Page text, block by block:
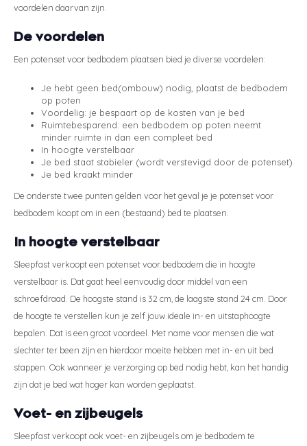
voordelen daarvan zijn.
De voordelen
Een potenset voor bedbodem plaatsen bied je diverse voordelen:
Je hebt geen bed(ombouw) nodig, plaatst de bedbodem
op poten
Voordelig: je bespaart op de kosten van je bed
Ruimtebesparend: een bedbodem op poten neemt
minder ruimte in dan een compleet bed
In hoogte verstelbaar
Je bed staat stabieler (wordt verstevigd door de potenset)
Je bed kraakt minder
De onderste twee punten gelden voor het geval je je potenset voor
bedbodem koopt om in een (bestaand) bed te plaatsen.
In hoogte verstelbaar
Sleepfast verkoopt een potenset voor bedbodem die in hoogte
verstelbaar is. Dat gaat heel eenvoudig door middel van een
schroefdraad. De hoogste stand is 32 cm, de laagste stand 24 cm. Door
de hoogte te verstellen kun je zelf jouw ideale in- en uitstaphoogte
bepalen. Dat is een groot voordeel. Met name voor mensen die wat
slechter ter been zijn en hierdoor moeite hebben met in- en uit bed
stappen. Ook wanneer je verzorging op bed nodig hebt, kan het handig
zijn dat je bed wat hoger kan worden geplaatst.
Voet- en zijbeugels
Sleepfast verkoopt ook voet- en zijbeugels om je bedbodem te